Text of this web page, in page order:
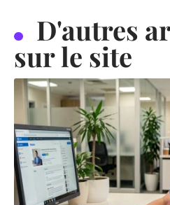
D'autres
sur le site